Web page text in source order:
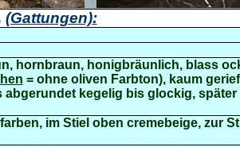
(Gattungen):
hornbraun, honigbräunlich, blass
= ohne oliven Farbton), kaum
kegelig bis glockig,
im Stiel oben cremebeige, zur